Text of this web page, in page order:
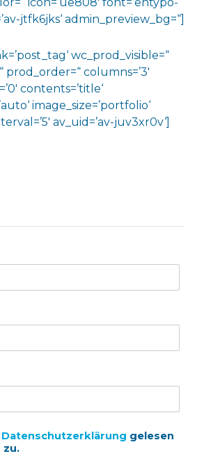
jtfk6jks‘ admin_preview_bg=“]
wc_prod_visible=“
columns=’3′
contents=’title‘
image_size=’portfolio‘
av_uid=’av-juv3xr0v‘]
Datenschutzerklärung gelesen
zu.